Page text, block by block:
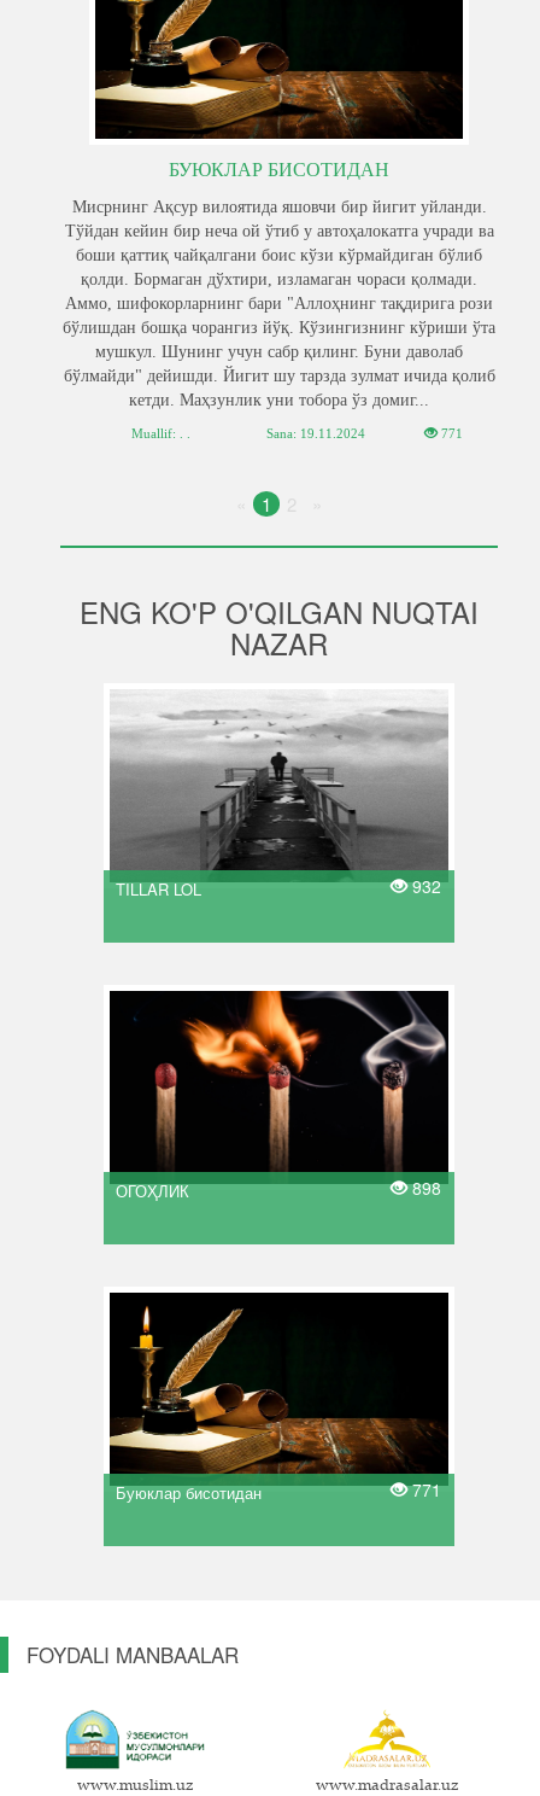
БУЮКЛАР БИСОТИДАН
Мисрнинг Ақсур вилоятида яшовчи бир йигит уйланди.
Тўйдан кейин бир неча ой ўтиб у автоҳалокатга учради ва
боши қаттиқ чайқалгани боис кўзи кўрмайдиган бўлиб
қолди. Бормаган дўхтири, изламаган чораси қолмади.
Аммо, шифокорларнинг бари "Аллоҳнинг тақдирига рози
бўлишдан бошқа чорангиз йўқ. Кўзингизнинг кўриши ўта
мушкул. Шунинг учун сабр қилинг. Буни даволаб
бўлмайди" дейишди. Йигит шу тарзда зулмат ичида қолиб
кетди. Маҳзунлик уни тобора ўз домиг...
Muallif: . . Sana: 19.11.2024 771
1 2
ENG KO'P O'QILGAN NUQTAI
NAZAR
TILLAR LOL 932
ОГОҲЛИК 898
Буюклар бисотидан 771
FOYDALI MANBAALAR
www.muslim.uz www.madrasalar.uz